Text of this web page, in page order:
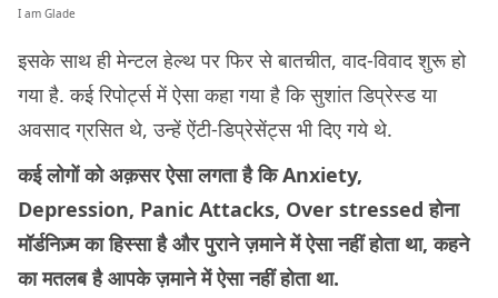
I am Glade
इसके साथ ही मेन्टल हेल्थ पर फिर से बातचीत, वाद-विवाद शुरू हो
गया है. कई रिपोर्ट्स में ऐसा कहा गया है कि सुशांत डिप्रेस्ड या
अवसाद ग्रसित थे, उन्हें ऐंटी-डिप्रेसेंट्स भी दिए गये थे.
कई लोगों को अक़सर ऐसा लगता है कि Anxiety,
Depression, Panic Attacks, Over stressed होना
मॉर्डनिज़्म का हिस्सा है और पुराने ज़माने में ऐसा नहीं होता था, कहने
का मतलब है आपके ज़माने में ऐसा नहीं होता था.